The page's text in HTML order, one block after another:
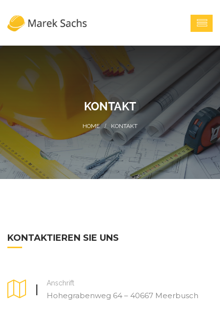
KONTAKT
KONTAKT
KONTAKTIEREN SIE UNS
Anschrift
Hohegrabenweg 64 – 40667 Meerbusch